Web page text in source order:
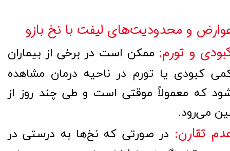
و محدودیت‌های لیفت با نخ بازو
و تورم: ممکن است در برخی از بیماران
کبودی یا تورم در ناحیه درمان مشاهده
که معمولاً موقتی است و طی چند روز از
می‌رود.
تقارن: در صورتی که نخ‌ها به درستی در